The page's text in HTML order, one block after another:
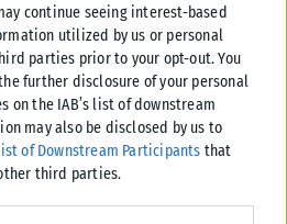
continue seeing interest-based
utilized by us or personal
parties prior to your opt-out. You
further disclosure of your personal
the IAB’s list of downstream
may also be disclosed by us to
of Downstream Participants that
third parties.
app uses one or more Google
08/2026